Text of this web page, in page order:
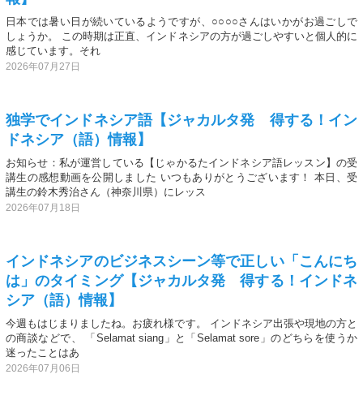
日本では暑い日が続いているようですが、○○○○さんはいかがお過ごしで
しょうか。 この時期は正直、インドネシアの方が過ごしやすいと個人的に
感じています。それ
2026年07月27日
独学でインドネシア語【ジャカルタ発 得する！イン
ドネシア（語）情報】
お知らせ：私が運営している【じゃかるたインドネシア語レッスン】の受
講生の感想動画を公開しました いつもありがとうございます！ 本日、受
講生の鈴木秀治さん（神奈川県）にレッス
2026年07月18日
インドネシアのビジネスシーン等で正しい「こんにち
は」のタイミング【ジャカルタ発 得する！インドネ
シア（語）情報】
今週もはじまりましたね。お疲れ様です。 インドネシア出張や現地の方と
の商談などで、 「Selamat siang」と「Selamat sore」のどちらを使うか
迷ったことはあ
2026年07月06日